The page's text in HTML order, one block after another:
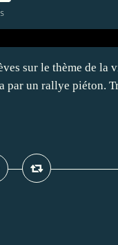
sur le thème de la
par un rallye piéton.